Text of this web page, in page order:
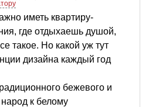
иметь квартиру-
где отдыхаешь душой,
такое. Но какой уж тут
дизайна каждый год
бежевого и
к белому